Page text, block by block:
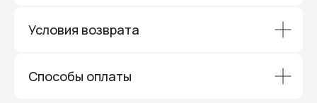
Условия возврата
Способы оплаты